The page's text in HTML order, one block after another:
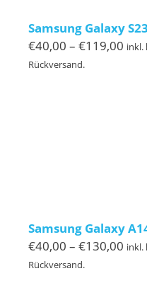
Samsung Galaxy
€40,00 – €119,00 inkl.
Rückversand.
Samsung Galaxy
€40,00 – €130,00 inkl.
Rückversand.